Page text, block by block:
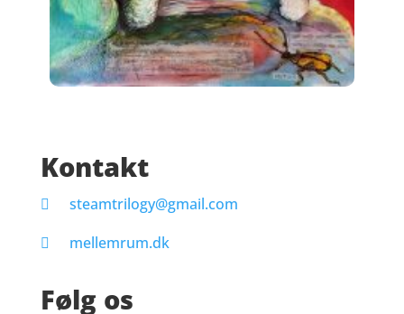
Kontakt
steamtrilogy@gmail.com
mellemrum.dk
Følg os